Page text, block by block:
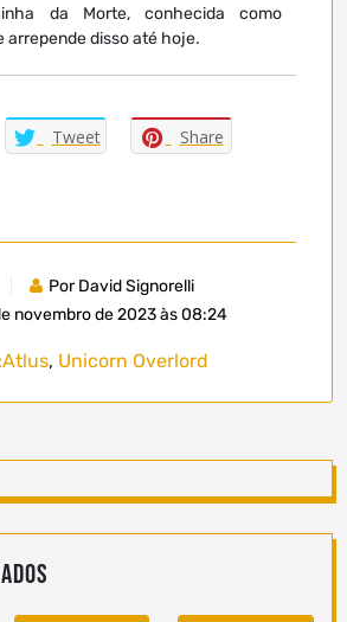
da Morte, conhecida como
arrepende disso até hoje.
Tweet Share
Por David Signorelli
novembro de 2023 às 08:24
Atlus, Unicorn Overlord